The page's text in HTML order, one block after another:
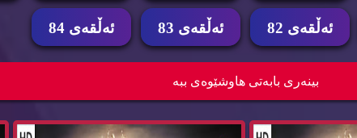
ئه‌ڵقه‌ی 82 ئه‌ڵقه‌ی 83 ئه‌ڵقه‌ی 84
بینه‌ری بابه‌تی هاوشێوه‌ی ببه‌
زنجیره‌ درامای سیۆن دیۆك بیدام ئه‌ڵقه‌ی 80
زنجیره‌ درامای سیۆن دیۆك بیدام ئه‌ڵقه‌ی 79